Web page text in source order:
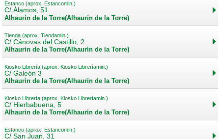
Estanco (aprox. Estancomin.)
C/ Álamos, 51
Alhaurín de la Torre(Alhaurín de la Torre)
Tienda (aprox. Tiendamin.)
C/ Cánovas del Castillo, 2
Alhaurín de la Torre(Alhaurín de la Torre)
Kiosko Librería (aprox. Kiosko Libreríamin.)
C/ Galeón 3
Alhaurín de la Torre(Alhaurín de la Torre)
Kiosko Librería (aprox. Kiosko Libreríamin.)
C/ Hierbabuena, 5
Alhaurín de la Torre(Alhaurín de la Torre)
Estanco (aprox. Estancomin.)
C/ San Juan, 31